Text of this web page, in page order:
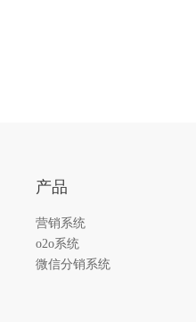
产品
营销系统
o2o系统
微信分销系统